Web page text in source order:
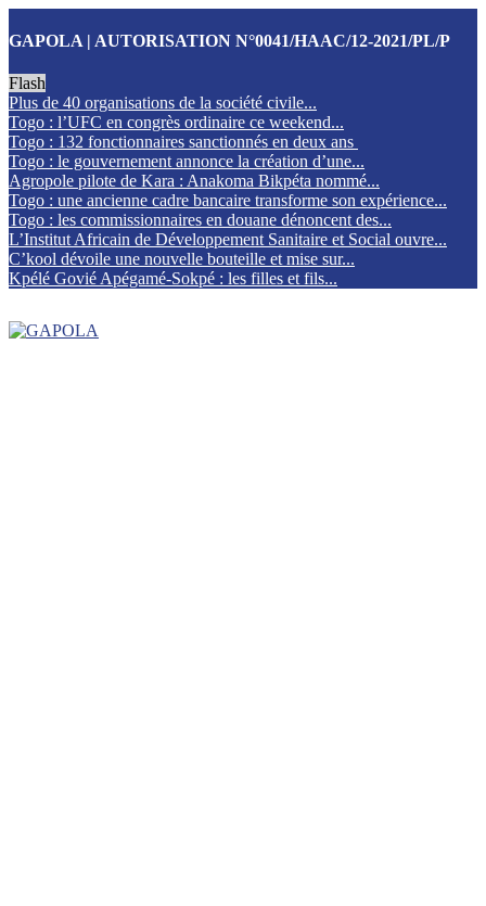
GAPOLA | AUTORISATION N°0041/HAAC/12-2021/PL/P
Flash
Plus de 40 organisations de la société civile...
Togo : l’UFC en congrès ordinaire ce weekend...
Togo : 132 fonctionnaires sanctionnés en deux ans
Togo : le gouvernement annonce la création d’une...
Agropole pilote de Kara : Anakoma Bikpéta nommé...
Togo : une ancienne cadre bancaire transforme son expérience...
Togo : les commissionnaires en douane dénoncent des...
L’Institut Africain de Développement Sanitaire et Social ouvre...
C’kool dévoile une nouvelle bouteille et mise sur...
Kpélé Govié Apégamé-Sokpé : les filles et fils...